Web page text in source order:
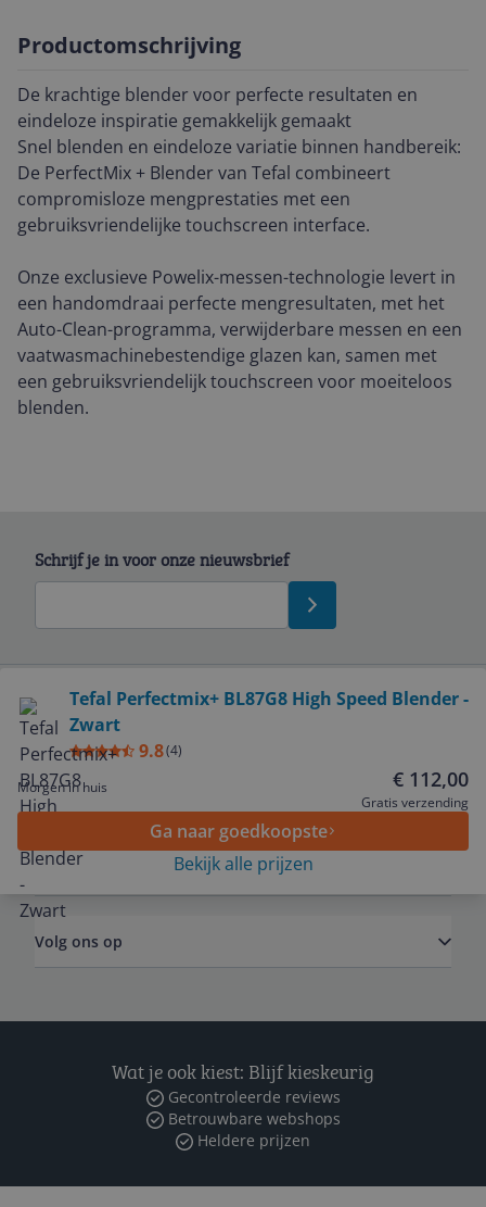
Productomschrijving
De krachtige blender voor perfecte resultaten en
eindeloze inspiratie gemakkelijk gemaakt
Snel blenden en eindeloze variatie binnen handbereik:
De PerfectMix + Blender van Tefal combineert
compromisloze mengprestaties met een
gebruiksvriendelijke touchscreen interface.
Onze exclusieve Powelix-messen-technologie levert in
een handomdraai perfecte mengresultaten, met het
Auto-Clean-programma, verwijderbare messen en een
vaatwasmachinebestendige glazen kan, samen met
een gebruiksvriendelijk touchscreen voor moeiteloos
blenden.
Tefal Perfectmix+ BL87G8 High Speed Blender -
Zwart
9.8(4)
Morgen in huis
€ 112,00
Gratis verzending
Ga naar goedkoopste
Bekijk alle prijzen
Schrijf je in voor onze nieuwsbrief
Service
Algemeen
Zakelijk
Volg ons op
Wat je ook kiest: Blijf kieskeurig
Gecontroleerde reviews
Betrouwbare webshops
Heldere prijzen